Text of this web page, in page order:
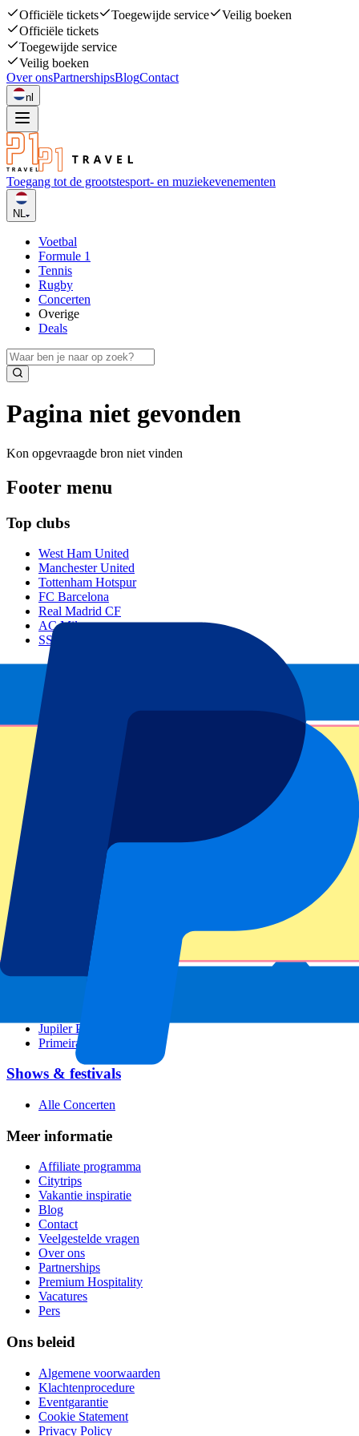
Officiële tickets Toegewijde service
Veilig boeken
Officiële tickets
Toegewijde service
Veilig boeken
Over onsPartnershipsBlogContact
nl
Toegang tot de grootstesport- en muziekevenementen
NL
Voetbal
Formule 1
Tennis
Rugby
Concerten
Overige
Deals
Pagina niet gevonden
Kon opgevraagde bron niet vinden
Footer menu
Top clubs
West Ham United
Manchester United
Tottenham Hotspur
FC Barcelona
Real Madrid CF
AC Milan
SSC Napoli
Populaire events
GP Zandvoort
GP Italië
Alle sporten
Voetbal competities
Champions League
Premier League
Jupiler Pro League
Primeira Liga
Shows & festivals
Alle Concerten
Meer informatie
Affiliate programma
Citytrips
Vakantie inspiratie
Blog
Contact
Veelgestelde vragen
Over ons
Partnerships
Premium Hospitality
Vacatures
Pers
Ons beleid
Algemene voorwaarden
Klachtenprocedure
Eventgarantie
Cookie Statement
Privacy Policy